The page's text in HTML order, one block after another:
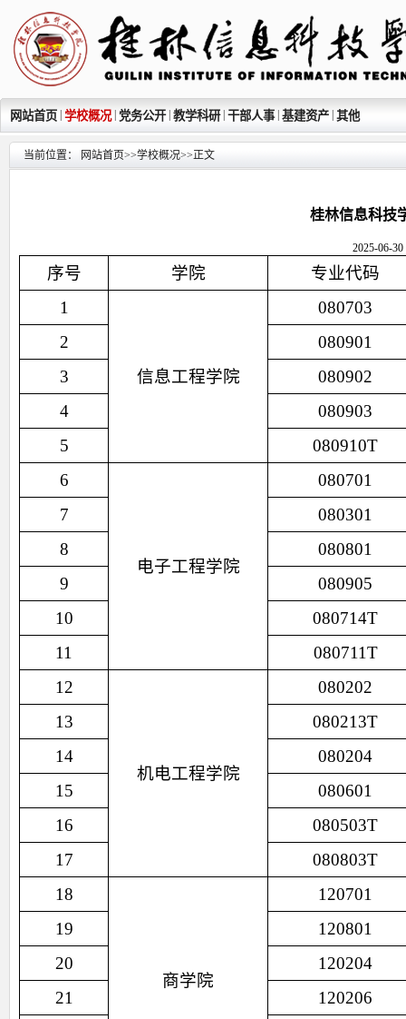
网站首页 学校概况 党务公开 教学科研 干部人事 基建资产 其他
当前位置： 网站首页>>学校概况>>正文
桂林信息科技
2025-06-
序号 学院
专业代码
1
信息工程学院
080703
2
080901
3
080902
4
080903
5
080910T
6
电子工程学院
080701
7
080301
8
080801
9
080905
10
080714T
11
080711T
12
机电工程学院
080202
13
080213T
14
080204
15
080601
16
080503T
17
080803T
18
商学院
120701
19
120801
20
120204
21
120206